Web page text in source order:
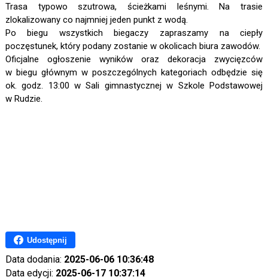
Trasa typowo szutrowa, ścieżkami leśnymi. Na trasie
zlokalizowany co najmniej jeden punkt z wodą.
Po biegu wszystkich biegaczy zapraszamy na ciepły
poczęstunek, który podany zostanie w okolicach biura zawodów.
Oficjalne ogłoszenie wyników oraz dekoracja zwycięzców
w biegu głównym w poszczególnych kategoriach odbędzie się
ok. godz. 13:00 w Sali gimnastycznej w Szkole Podstawowej
w Rudzie.
Udostępnij
Data dodania: 2025-06-06 10:36:48
Data edycji: 2025-06-17 10:37:14